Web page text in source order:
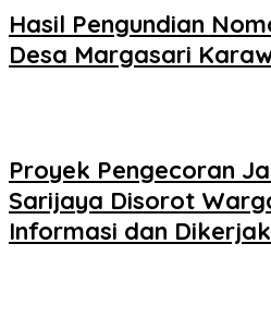
Hasil Pengundian
Desa Margasari
Proyek Pengecoran
Sarijaya Disorot
Informasi dan